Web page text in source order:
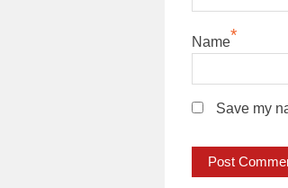
Name*
Save my